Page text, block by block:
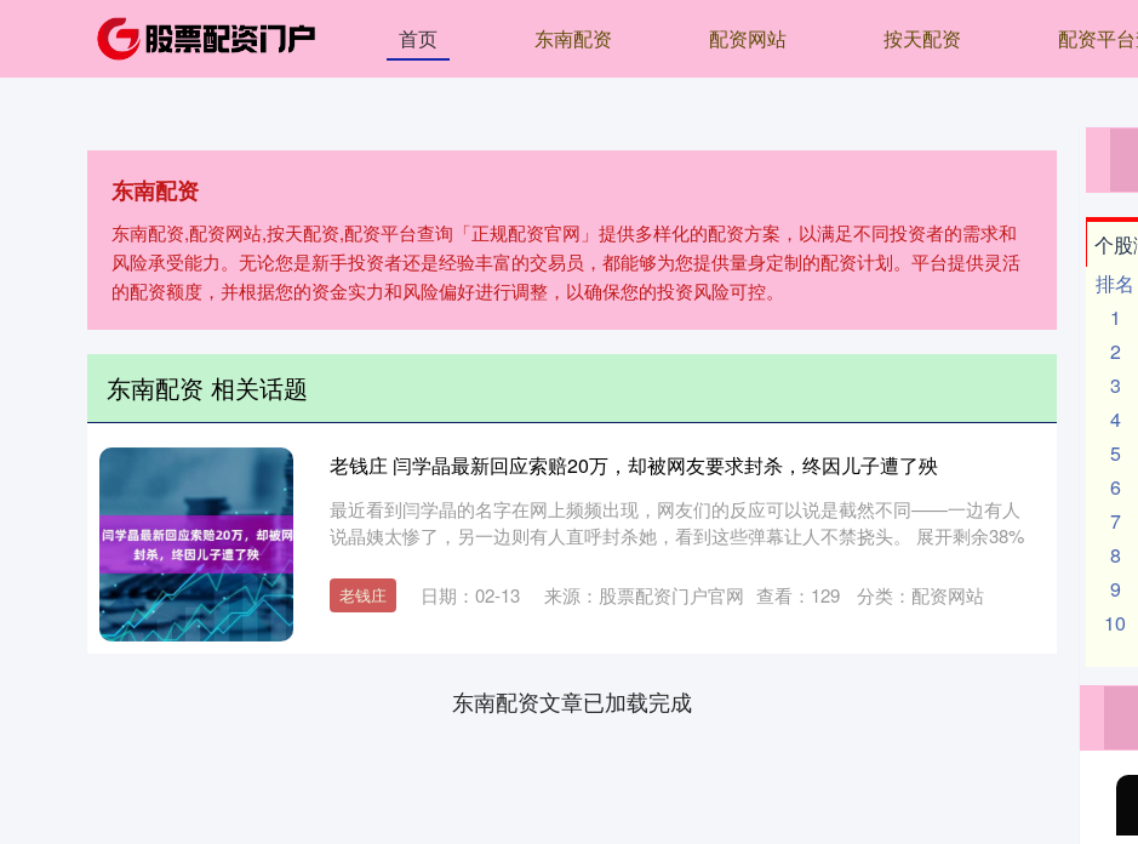
首页 东南配资 配资网站 按天配资 配资平
东南配资
东南配资,配资网站,按天配资,配资平台查询「正规配资官网」提供多样化的配资方案，以满足不同投资者的需求和
风险承受能力。无论您是新手投资者还是经验丰富的交易员，都能够为您提供量身定制的配资计划。平台提供灵活
的配资额度，并根据您的资金实力和风险偏好进行调整，以确保您的投资风险可控。
东南配资 相关话题
老钱庄 闫学晶最新回应索赔20万，却被网友要求封杀，终因儿子遭了殃
最近看到闫学晶的名字在网上频频出现，网友们的反应可以说是截然不同——一边有人
说晶姨太惨了，另一边则有人直呼封杀她，看到这些弹幕让人不禁挠头。 展开剩余38%
老钱庄 日期：02-13 来源：股票配资门户官网 查看： 129 分类： 配资网站
东南配资文章已加载完成
个股
排名
1
2
3
4
5
6
7
8
9
10